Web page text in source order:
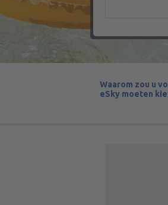
Waarom zou u
eSky moeten